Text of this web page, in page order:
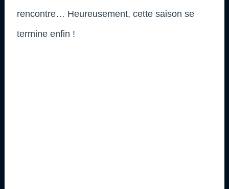
rencontre… Heureusement, cette saison se
termine enfin !